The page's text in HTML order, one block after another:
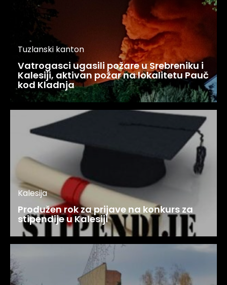
Tuzlanski kanton
Vatrogasci ugasili požare u Srebreniku i
Kalesiji, aktivan požar na lokalitetu Pauč
kod Kladnja
Kalesija
Produžen rok za prijave na konkurs za
stipendije u Kalesiji